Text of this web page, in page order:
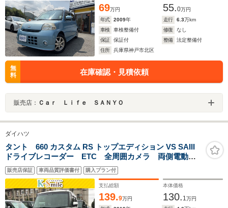
69万円 55.0万円
年式
2009年 走行 6.3万km
車検
車検整備付 修復
なし
保証
保証付 整備
法定整備付
住所
兵庫県神戸市北区
無
料
在庫確認・見積依頼
販売店： Ｃａｒ Ｌｉｆｅ ＳＡＮＹＯ
ダイハツ
タント 660 カスタム RS トップエディション VS SAIII
ドライブレコーダー ETC 全周囲カメラ 両側電動ス
ライドドア TV 衝突被害軽減システム オートマチッ
クハイビーム オートライト LEDヘッドランプ アイ
ドリングストップ スマートキー
販売店保証 車両品質評価書付 購入プラン付
支払総額
139.9万円
本体価格
130. 1万円